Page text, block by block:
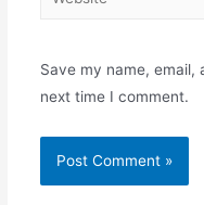
Save my name, email,
next time I comment.